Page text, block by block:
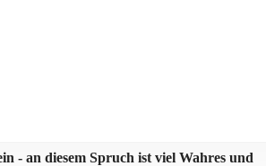
- an diesem Spruch ist viel Wahres und